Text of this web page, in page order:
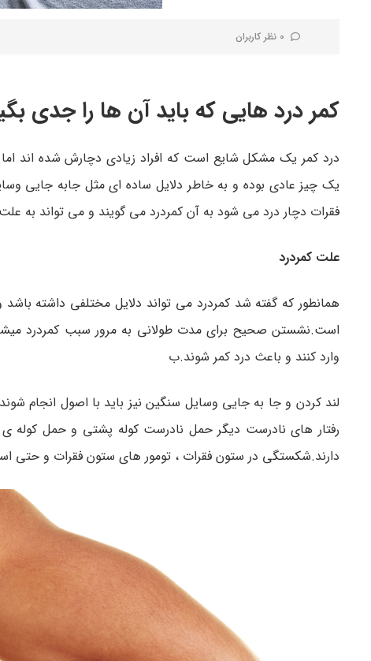
0 نظر کاربران
کمر درد هایی که باید آن ها را جدی
درد کمر یک مشکل شایع است که افراد زیادی دچارش شده اند
یک چیز عادی بوده و به خاطر دلایل ساده ای مثل جابه جایی
فقرات دچار درد می شود به آن کمردرد می گویند و می تواند به
علت کمردرد
همانطور که گفته شد کمردرد می تواند دلایل مختلفی داشته
است.نشستن صحیح برای مدت طولانی به مرور سبب کمردرد
وارد کنند و باعث درد کمر شوند.ب
لند کردن و جا به جایی وسایل سنگین نیز باید با اصول انجام
رفتار های نادرست دیگر حمل نادرست کوله پشتی و حمل کوله
دارند.شکستگی در ستون فقرات ، تومور های ستون فقرات و حتی